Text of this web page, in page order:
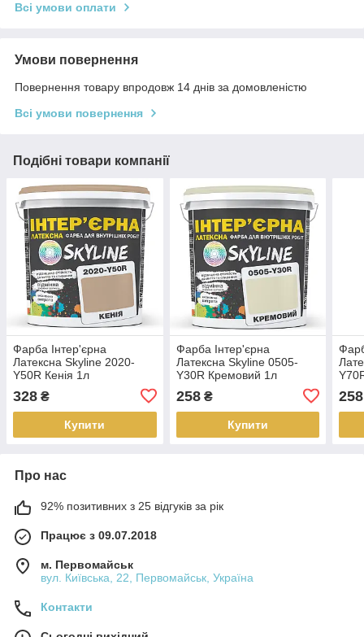
Всі умови оплати
Умови повернення
Повернення товару впродовж 14 днів за домовленістю
Всі умови повернення
Подібні товари компанії
Фарба Інтер'єрна
Латексна Skyline 2020-
Y50R Кенія 1л
328 ₴
Купити
Фарба Інтер'єрна
Латексна Skyline 0505-
Y30R Кремовий 1л
258₴
Купити
258
Про нас
92% позитивних з 25 відгуків за рік
Працює з 09.07.2018
м. Первомайськ
вул. Київська, 22, Первомайськ, Україна
Контакти